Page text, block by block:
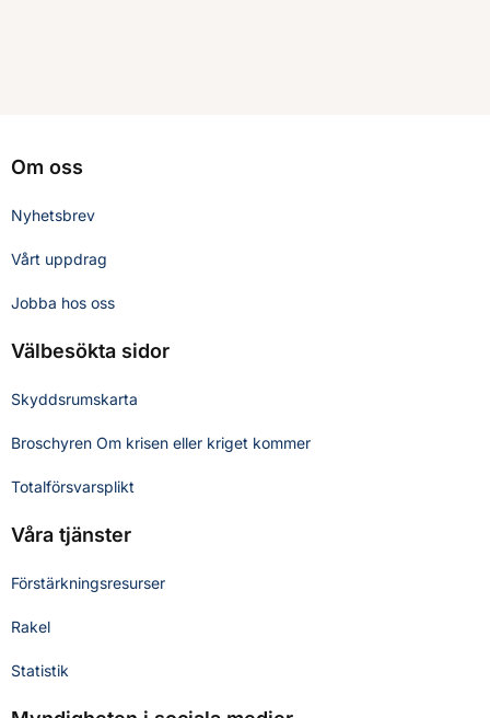
Om oss
Nyhetsbrev
Vårt uppdrag
Jobba hos oss
Välbesökta sidor
Skyddsrumskarta
Broschyren Om krisen eller kriget kommer
Totalförsvarsplikt
Våra tjänster
Förstärkningsresurser
Rakel
Statistik